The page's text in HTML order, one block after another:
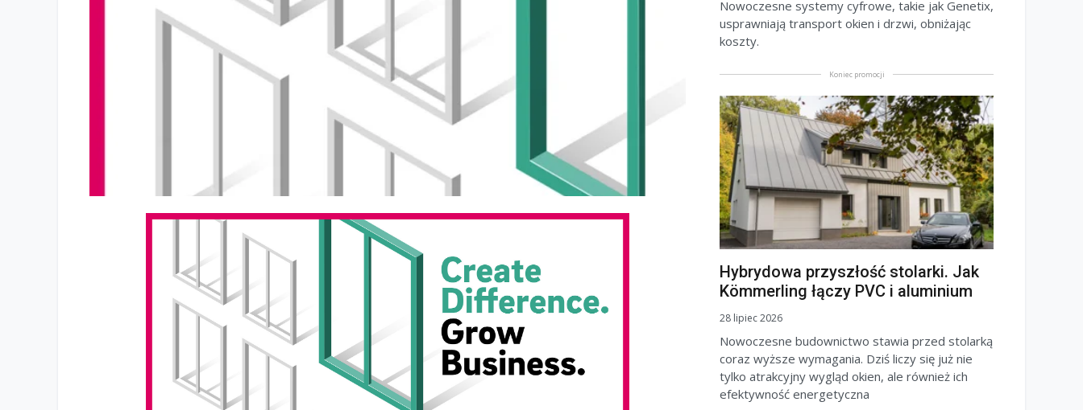
Wirtualny spacer po stoisku REHAU już dostępny
Nowoczesne systemy cyfrowe, takie jak Genetix,
usprawniają transport okien i drzwi, obniżając
koszty.
Koniec promocji
Hybrydowa przyszłość stolarki. Jak
Kömmerling łączy PVC i aluminium
28 lipiec 2026
Nowoczesne budownictwo stawia przed stolarką
coraz wyższe wymagania. Dziś liczy się już nie
tylko atrakcyjny wygląd okien, ale również ich
efektywność energetyczna